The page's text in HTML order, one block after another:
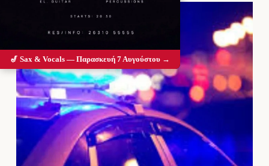
🎷 Sax & Vocals — Παρασκευή 7 Αυγούστου →